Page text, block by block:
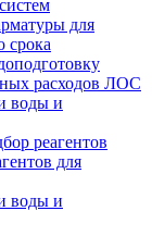
для
срока
расходов ЛОС
воды и
реагентов
для
воды и